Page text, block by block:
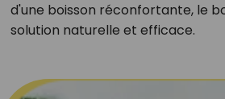
d'une boisson réconfortante, le
solution naturelle et efficace.